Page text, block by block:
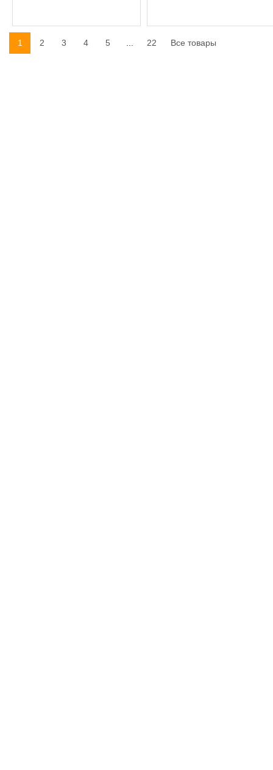
1 2 3 4 5 22 Все товары